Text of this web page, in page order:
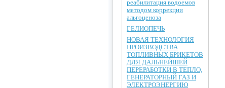
реабилитация водоемов
методом коррекции
альгоценоза
ГЕЛИОПЕЧЬ
НОВАЯ ТЕХНОЛОГИЯ
ПРОИЗВОДСТВА
ТОПЛИВНЫХ БРИКЕТОВ
ДЛЯ ДАЛЬНЕЙШЕЙ
ПЕРЕРАБОТКИ В ТЕПЛО,
ГЕНЕРАТОРНЫЙ ГАЗ И
ЭЛЕКТРОЭНЕРГИЮ